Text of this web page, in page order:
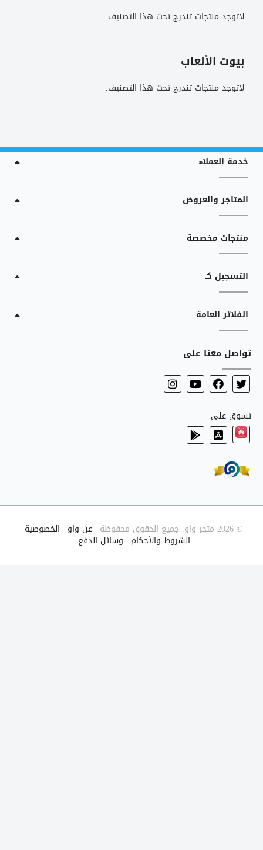
لاتوجد منتجات تندرج تحت هذا التصنيف.
بيوت الألعاب
لاتوجد منتجات تندرج تحت هذا التصنيف.
خدمة العملاء
المتاجر والعروض
منتجات مخصصة
التسجيل كـ
الفلاتر العامة
تواصل معنا على
تسوق على
© 2026 متجر واو. جميع الحقوق محفوظة عن واو الخصوصية
الشروط والأحكام وسائل الدفع